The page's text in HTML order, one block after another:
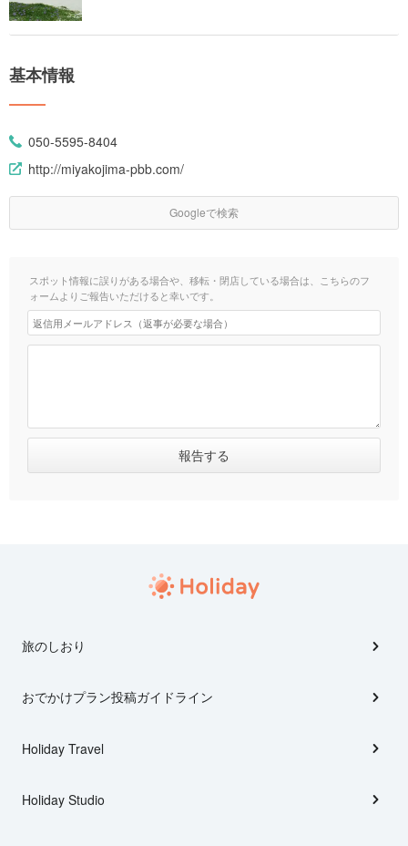
基本情報
050-5595-8404
http://miyakojima-pbb.com/
Googleで検索
スポット情報に誤りがある場合や、移転・閉店している場合は、こちらのフ
ォームよりご報告いただけると幸いです。
旅のしおり
おでかけプラン投稿ガイドライン
Holiday Travel
Holiday Studio